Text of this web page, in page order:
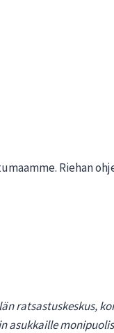
Riehan
ratsastuskeskus,